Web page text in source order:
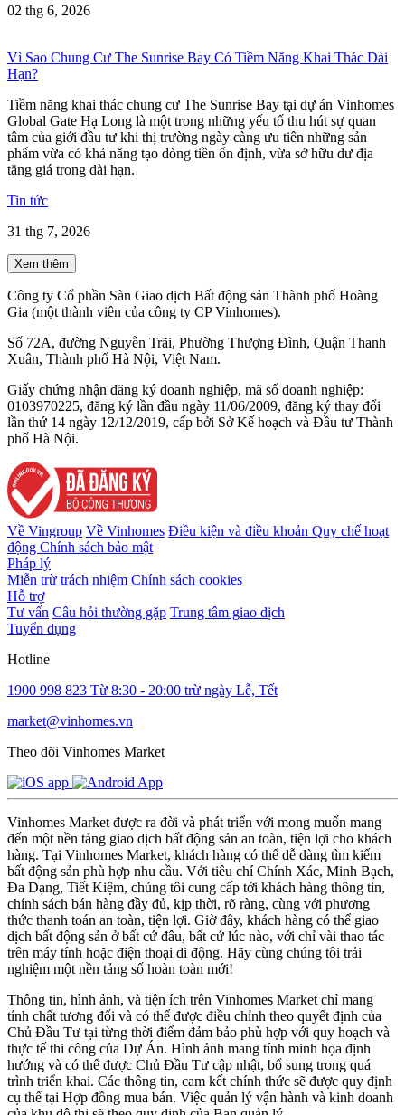
02 thg 6, 2026
Vì Sao Chung Cư The Sunrise Bay Có Tiềm Năng Khai Thác Dài
Hạn?
Tiềm năng khai thác chung cư The Sunrise Bay tại dự án Vinhomes
Global Gate Hạ Long là một trong những yếu tố thu hút sự quan
tâm của giới đầu tư khi thị trường ngày càng ưu tiên những sản
phẩm vừa có khả năng tạo dòng tiền ổn định, vừa sở hữu dư địa
tăng giá trong dài hạn.
Tin tức
31 thg 7, 2026
Xem thêm
Công ty Cổ phần Sàn Giao dịch Bất động sản Thành phố Hoàng
Gia (một thành viên của công ty CP Vinhomes).
Số 72A, đường Nguyễn Trãi, Phường Thượng Đình, Quận Thanh
Xuân, Thành phố Hà Nội, Việt Nam.
Giấy chứng nhận đăng ký doanh nghiệp, mã số doanh nghiệp:
0103970225, đăng ký lần đầu ngày 11/06/2009, đăng ký thay đổi
lần thứ 14 ngày 12/12/2019, cấp bởi Sở Kế hoạch và Đầu tư Thành
phố Hà Nội.
Về Vingroup Về Vinhomes Điều kiện và điều khoản Quy chế hoạt
động Chính sách bảo mật
Pháp lý
Miễn trừ trách nhiệm Chính sách cookies
Hỗ trợ
Tư vấn Câu hỏi thường gặp Trung tâm giao dịch
Tuyển dụng
Hotline
1900 998 823 Từ 8:30 - 20:00 trừ ngày Lễ, Tết
market@vinhomes.vn
Theo dõi Vinhomes Market
Vinhomes Market được ra đời và phát triển với mong muốn mang
đến một nền tảng giao dịch bất động sản an toàn, tiện lợi cho khách
hàng. Tại Vinhomes Market, khách hàng có thể dễ dàng tìm kiếm
bất động sản phù hợp nhu cầu. Với tiêu chí Chính Xác, Minh Bạch,
Đa Dạng, Tiết Kiệm, chúng tôi cung cấp tới khách hàng thông tin,
chính sách bán hàng đầy đủ, kịp thời, rõ ràng, cùng với phương
thức thanh toán an toàn, tiện lợi. Giờ đây, khách hàng có thể giao
dịch bất động sản ở bất cứ đâu, bất cứ lúc nào, với chỉ vài thao tác
trên máy tính hoặc điện thoại di động. Hãy cùng chúng tôi trải
nghiệm một nền tảng số hoàn toàn mới!
Thông tin, hình ảnh, và tiện ích trên Vinhomes Market chỉ mang
tính chất tương đối và có thể được điều chỉnh theo quyết định của
Chủ Đầu Tư tại từng thời điểm đảm bảo phù hợp với quy hoạch và
thực tế thi công của Dự Án. Hình ảnh mang tính minh họa định
hướng và có thể được Chủ Đầu Tư cập nhật, bổ sung trong quá
trình triển khai. Các thông tin, cam kết chính thức sẽ được quy định
cụ thể tại Hợp đồng mua bán. Việc quản lý vận hành và kinh doanh